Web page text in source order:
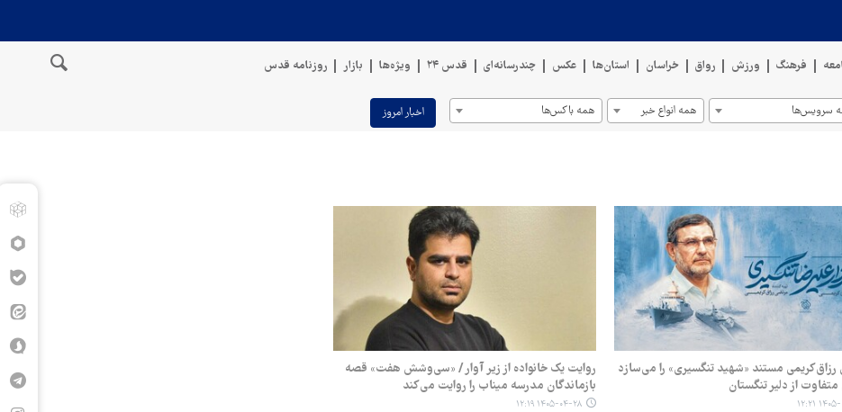
فرهنگ ورزش رواق خراسان استان‌ها عکس چندرسانه‌ای قدس ۲۴ ویژه‌ها بازار روزنامه قدس
سرویس‌ها همه انواع خبر همه باکس‌ها اخبار امروز
مستند «شهید تنگسیری» را می‌سازد
متفاوت از دلیر تنگستان
۱۲:۲۱
روایت یک خانواده از زیر آوار / «سی‌وشش هفت» قصه
بازماندگان مدرسه میناب را روایت می‌کند
۱۴۰۵-۰۴-۲۸ ۱۲:۱۹